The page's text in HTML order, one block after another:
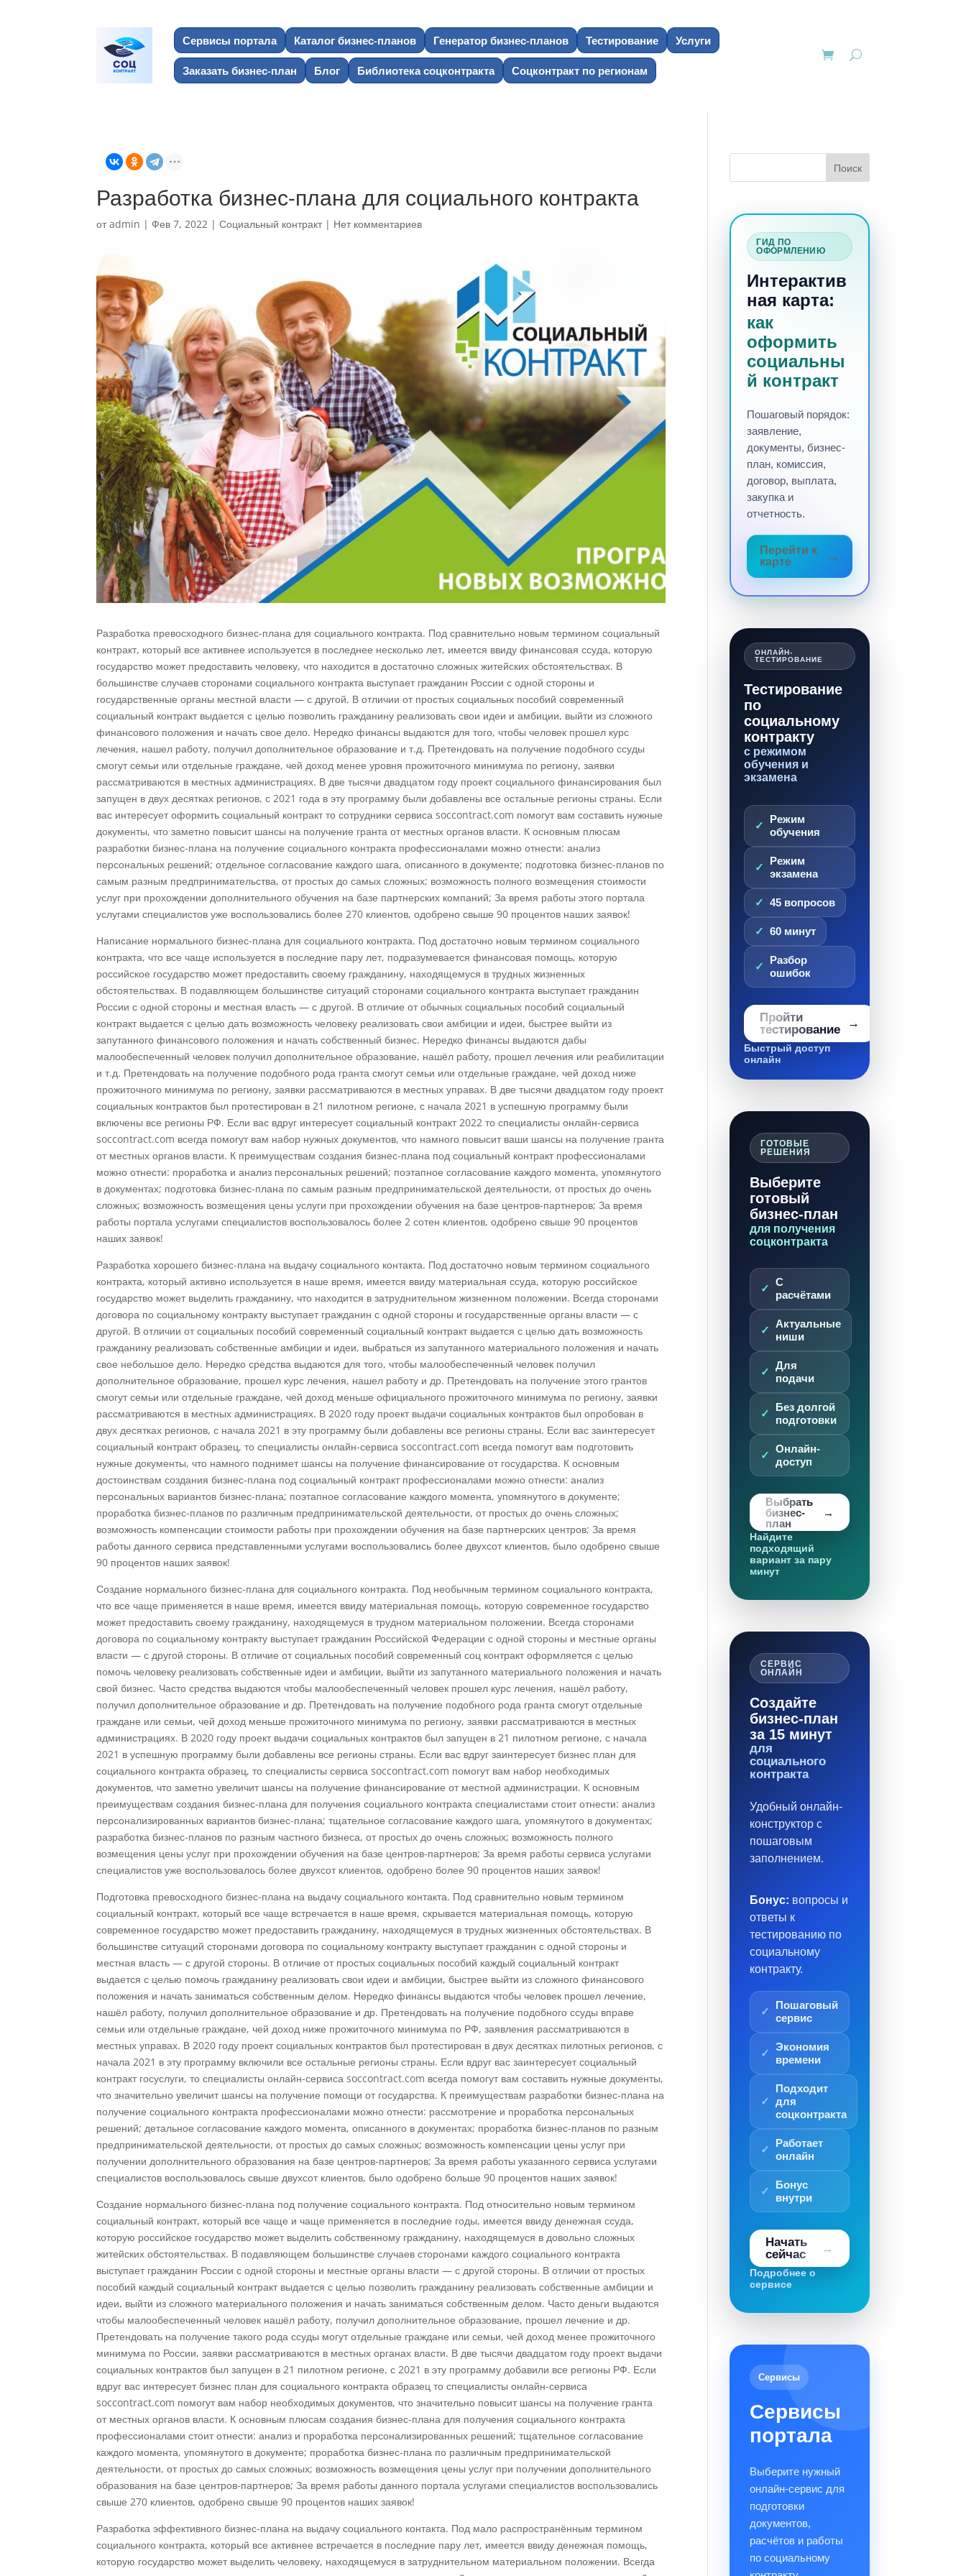
Сервисы портала Каталог бизнес-планов Генератор бизнес-планов Тестирование Услуги
Заказать бизнес-план Блог Библиотека соцконтракта Соцконтракт по регионам
Разработка бизнес-плана для социального контракта
отadmin |Фев 7, 2022 |Социальный контракт| Нет комментариев
Разработка превосходного бизнес-плана для социального контракта. Под сравнительно новым термином социальный
контракт, который все активнее используется в последнее несколько лет, имеется ввиду финансовая ссуда, которую
государство может предоставить человеку, что находится в достаточно сложных житейских обстоятельствах. В
большинстве случаев сторонами социального контракта выступает гражданин России с одной стороны и
государственные органы местной власти — с другой. В отличии от простых социальных пособий современный
социальный контракт выдается с целью позволить гражданину реализовать свои идеи и амбиции, выйти из сложного
финансового положения и начать свое дело. Нередко финансы выдаются для того, чтобы человек прошел курс
лечения, нашел работу, получил дополнительное образование и т.д. Претендовать на получение подобного ссуды
смогут семьи или отдельные граждане, чей доход менее уровня прожиточного минимума по региону, заявки
рассматриваются в местных администрациях. В две тысячи двадцатом году проект социального финансирования был
запущен в двух десятках регионов, с 2021 года в эту программу были добавлены все остальные регионы страны. Если
вас интересует оформить социальный контракт то сотрудники сервиса soccontract.com помогут вам составить нужные
документы, что заметно повысит шансы на получение гранта от местных органов власти. К основным плюсам
разработки бизнес-плана на получение социального контракта профессионалами можно отнести: анализ
персональных решений; отдельное согласование каждого шага, описанного в документе; подготовка бизнес-планов по
самым разным предпринимательства, от простых до самых сложных; возможность полного возмещения стоимости
услуг при прохождении дополнительного обучения на базе партнерских компаний; За время работы этого портала
услугами специалистов уже воспользовались более 270 клиентов, одобрено свыше 90 процентов наших заявок!
Написание нормального бизнес-плана для социального контракта. Под достаточно новым термином социального
контракта, что все чаще используется в последние пару лет, подразумевается финансовая помощь, которую
российское государство может предоставить своему гражданину, находящемуся в трудных жизненных
обстоятельствах. В подавляющем большинстве ситуаций сторонами социального контракта выступает гражданин
России с одной стороны и местная власть — с другой. В отличие от обычных социальных пособий социальный
контракт выдается с целью дать возможность человеку реализовать свои амбиции и идеи, быстрее выйти из
запутанного финансового положения и начать собственный бизнес. Нередко финансы выдаются дабы
малообеспеченный человек получил дополнительное образование, нашёл работу, прошел лечения или реабилитации
и т.д. Претендовать на получение подобного рода гранта смогут семьи или отдельные граждане, чей доход ниже
прожиточного минимума по региону, заявки рассматриваются в местных управах. В две тысячи двадцатом году проект
социальных контрактов был протестирован в 21 пилотном регионе, с начала 2021 в успешную программу были
включены все регионы РФ. Если вас вдруг интересует социальный контракт 2022 то специалисты онлайн-сервиса
soccontract.com всегда помогут вам набор нужных документов, что намного повысит ваши шансы на получение гранта
от местных органов власти. К преимуществам создания бизнес-плана под социальный контракт профессионалами
можно отнести: проработка и анализ персональных решений; поэтапное согласование каждого момента, упомянутого
в документах; подготовка бизнес-плана по самым разным предпринимательской деятельности, от простых до очень
сложных; возможность возмещения цены услуги при прохождении обучения на базе центров-партнеров; За время
работы портала услугами специалистов воспользовалось более 2 сотен клиентов, одобрено свыше 90 процентов
наших заявок!
Разработка хорошего бизнес-плана на выдачу социального контакта. Под достаточно новым термином социального
контракта, который активно используется в наше время, имеется ввиду материальная ссуда, которую российское
государство может выделить гражданину, что находится в затруднительном жизненном положении. Всегда сторонами
договора по социальному контракту выступает гражданин с одной стороны и государственные органы власти — с
другой. В отличии от социальных пособий современный социальный контракт выдается с целью дать возможность
гражданину реализовать собственные амбиции и идеи, выбраться из запутанного материального положения и начать
свое небольшое дело. Нередко средства выдаются для того, чтобы малообеспеченный человек получил
дополнительное образование, прошел курс лечения, нашел работу и др. Претендовать на получение этого грантов
смогут семьи или отдельные граждане, чей доход меньше официального прожиточного минимума по региону, заявки
рассматриваются в местных администрациях. В 2020 году проект выдачи социальных контрактов был опробован в
двух десятках регионов, с начала 2021 в эту программу были добавлены все регионы страны. Если вас заинтересует
социальный контракт образец, то специалисты онлайн-сервиса soccontract.com всегда помогут вам подготовить
нужные документы, что намного поднимет шансы на получение финансирование от государства. К основным
достоинствам создания бизнес-плана под социальный контракт профессионалами можно отнести: анализ
персональных вариантов бизнес-плана; поэтапное согласование каждого момента, упомянутого в документе;
проработка бизнес-планов по различным предпринимательской деятельности, от простых до очень сложных;
возможность компенсации стоимости работы при прохождении обучения на базе партнерских центров; За время
работы данного сервиса представленными услугами воспользовались более двухсот клиентов, было одобрено свыше
90 процентов наших заявок!
Создание нормального бизнес-плана для социального контракта. Под необычным термином социального контракта,
что все чаще применяется в наше время, имеется ввиду материальная помощь, которую современное государство
может предоставить своему гражданину, находящемуся в трудном материальном положении. Всегда сторонами
договора по социальному контракту выступает гражданин Российской Федерации с одной стороны и местные органы
власти — с другой стороны. В отличие от социальных пособий современный соц контракт оформляется с целью
помочь человеку реализовать собственные идеи и амбиции, выйти из запутанного материального положения и начать
свой бизнес. Часто средства выдаются чтобы малообеспеченный человек прошел курс лечения, нашёл работу,
получил дополнительное образование и др. Претендовать на получение подобного рода гранта смогут отдельные
граждане или семьи, чей доход меньше прожиточного минимума по региону, заявки рассматриваются в местных
администрациях. В 2020 году проект выдачи социальных контрактов был запущен в 21 пилотном регионе, с начала
2021 в успешную программу были добавлены все регионы страны. Если вас вдруг заинтересует бизнес план для
социального контракта образец, то специалисты сервиса soccontract.com помогут вам набор необходимых
документов, что заметно увеличит шансы на получение финансирование от местной администрации. К основным
преимуществам создания бизнес-плана для получения социального контракта специалистами стоит отнести: анализ
персонализированных вариантов бизнес-плана; тщательное согласование каждого шага, упомянутого в документах;
разработка бизнес-планов по разным частного бизнеса, от простых до очень сложных; возможность полного
возмещения цены услуг при прохождении обучения на базе центров-партнеров; За время работы сервиса услугами
специалистов уже воспользовалось более двухсот клиентов, одобрено более 90 процентов наших заявок!
Подготовка превосходного бизнес-плана на выдачу социального контакта. Под сравнительно новым термином
социальный контракт, который все чаще встречается в наше время, скрывается материальная помощь, которую
современное государство может предоставить гражданину, находящемуся в трудных жизненных обстоятельствах. В
большинстве ситуаций сторонами договора по социальному контракту выступает гражданин с одной стороны и
местная власть — с другой стороны. В отличие от простых социальных пособий каждый социальный контракт
выдается с целью помочь гражданину реализовать свои идеи и амбиции, быстрее выйти из сложного финансового
положения и начать заниматься собственным делом. Нередко финансы выдаются чтобы человек прошел лечение,
нашёл работу, получил дополнительное образование и др. Претендовать на получение подобного ссуды вправе
семьи или отдельные граждане, чей доход ниже прожиточного минимума по РФ, заявления рассматриваются в
местных управах. В 2020 году проект социальных контрактов был протестирован в двух десятках пилотных регионов, с
начала 2021 в эту программу включили все остальные регионы страны. Если вдруг вас заинтересует социальный
контракт госуслуги, то специалисты онлайн-сервиса soccontract.com всегда помогут вам составить нужные документы,
что значительно увеличит шансы на получение помощи от государства. К преимуществам разработки бизнес-плана на
получение социального контракта профессионалами можно отнести: рассмотрение и проработка персональных
решений; детальное согласование каждого момента, описанного в документах; проработка бизнес-планов по разным
предпринимательской деятельности, от простых до самых сложных; возможность компенсации цены услуг при
получении дополнительного образования на базе центров-партнеров; За время работы указанного сервиса услугами
специалистов воспользовалось свыше двухсот клиентов, было одобрено больше 90 процентов наших заявок!
Создание нормального бизнес-плана под получение социального контракта. Под относительно новым термином
социальный контракт, который все чаще и чаще применяется в последние годы, имеется ввиду денежная ссуда,
которую российское государство может выделить собственному гражданину, находящемуся в довольно сложных
житейских обстоятельствах. В подавляющем большинстве случаев сторонами каждого социального контракта
выступает гражданин России с одной стороны и местные органы власти — с другой стороны. В отличии от простых
пособий каждый социальный контракт выдается с целью позволить гражданину реализовать собственные амбиции и
идеи, выйти из сложного материального положения и начать заниматься собственным делом. Часто деньги выдаются
чтобы малообеспеченный человек нашёл работу, получил дополнительное образование, прошел лечение и др.
Претендовать на получение такого рода ссуды могут отдельные граждане или семьи, чей доход менее прожиточного
минимума по России, заявки рассматриваются в местных органах власти. В две тысячи двадцатом году проект выдачи
социальных контрактов был запущен в 21 пилотном регионе, с 2021 в эту программу добавили все регионы РФ. Если
вдруг вас интересует бизнес план для социального контракта образец то специалисты онлайн-сервиса
soccontract.com помогут вам набор необходимых документов, что значительно повысит шансы на получение гранта
от местных органов власти. К основным плюсам создания бизнес-плана для получения социального контракта
профессионалами стоит отнести: анализ и проработка персонализированных решений; тщательное согласование
каждого момента, упомянутого в документе; проработка бизнес-плана по различным предпринимательской
деятельности, от простых до самых сложных; возможность возмещения цены услуг при получении дополнительного
образования на базе центров-партнеров; За время работы данного портала услугами специалистов воспользовались
свыше 270 клиентов, одобрено свыше 90 процентов наших заявок!
Разработка эффективного бизнес-плана на выдачу социального контакта. Под мало распространённым термином
социального контракта, который все активнее встречается в последние пару лет, имеется ввиду денежная помощь,
которую государство может выделить человеку, находящемуся в затруднительном материальном положении. Всегда
ГИД ПО
ОФОРМЛЕНИЮ
Интерактив
ная карта:
как
оформить
социальны
й контракт
Пошаговый порядок:
заявление,
документы, бизнес-
план, комиссия,
договор, выплата,
закупка и
отчетность.
Перейти к
карте
ОНЛАЙН-
ТЕСТИРОВАНИЕ
Тестирование
по
социальному
контракту
с режимом
обучения и
экзамена
Режим
обучения
Режим
экзамена
45 вопросов
60 минут
Разбор
ошибок
Пройти
тестирование
Быстрый доступ
онлайн
ГОТОВЫЕ
РЕШЕНИЯ
Выберите
готовый
бизнес-план
для получения
соцконтракта
С
расчётами
Актуальные
ниши
Для
подачи
Без долгой
подготовки
Онлайн-
доступ
Выбрать
бизнес-
план
Найдите
подходящий
вариант за пару
минут
СЕРВИС
ОНЛАЙН
Создайте
бизнес-план
за 15 минут
для
социального
контракта
Удобный онлайн-
конструктор с
пошаговым
заполнением.
Бонус: вопросы и
ответы к
тестированию по
социальному
контракту.
Пошаговый
сервис
Экономия
времени
Подходит
для
соцконтракта
Работает
онлайн
Бонус
внутри
Начать
сейчас
Подробнее о
сервисе
Сервисы
Сервисы
портала
Выберите нужный
онлайн-сервис для
подготовки
документов,
расчётов и работы
по социальному